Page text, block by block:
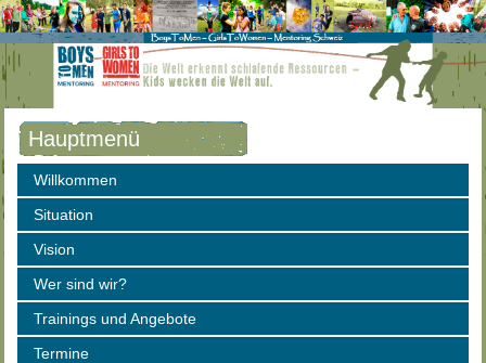
Hauptmenü
Willkommen
Situation
Vision
Wer sind wir?
Trainings und Angebote
Termine